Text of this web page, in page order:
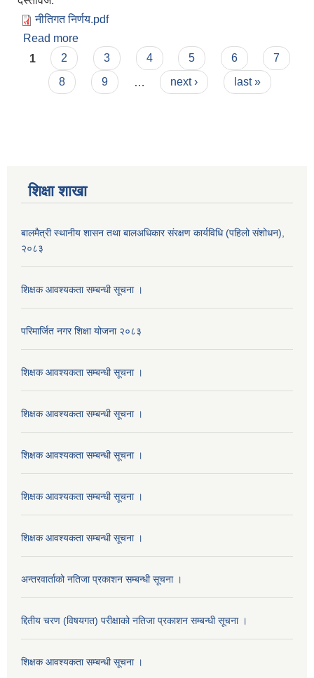
नीतिगत निर्णय.pdf
Read more
Pages
1 2 3 4 5 6
7
8
9 next › last »
शिक्षा शाखा
बालमैत्री स्थानीय शासन तथा बालअधिकार संरक्षण कार्यविधि (पहिलो संशोधन),
२०८३
शिक्षक आवश्यकता सम्बन्धी सूचना ।
परिमार्जित नगर शिक्षा योजना २०८३
शिक्षक आवश्यकता सम्बन्धी सूचना ।
शिक्षक आवश्यकता सम्बन्धी सूचना ।
शिक्षक आवश्यकता सम्बन्धी सूचना ।
शिक्षक आवश्यकता सम्बन्धी सूचना ।
शिक्षक आवश्यकता सम्बन्धी सूचना ।
अन्तरवार्ताको नतिजा प्रकाशन सम्बन्धी सूचना ।
द्दितीय चरण (विषयगत) परीक्षाको नतिजा प्रकाशन सम्बन्धी सूचना ।
शिक्षक आवश्यकता सम्बन्धी सूचना ।